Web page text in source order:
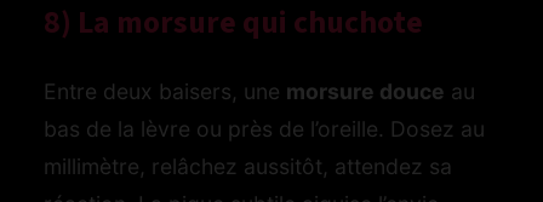
8) La morsure qui chuchote
Entre deux baisers, une morsure douce au
bas de la lèvre ou près de l’oreille. Dosez au
millimètre, relâchez aussitôt, attendez sa